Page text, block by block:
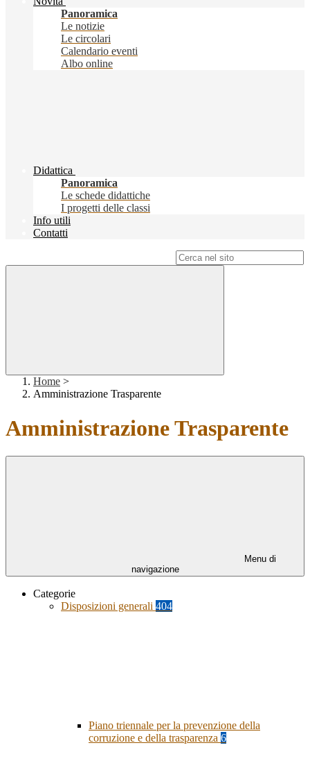
Panoramica
Le notizie
Le circolari
Calendario eventi
Albo online
Didattica
Panoramica
Le schede didattiche
I progetti delle classi
Info utili
Contatti
Home >
Amministrazione Trasparente
Amministrazione Trasparente
Menu di
navigazione
Categorie
Disposizioni generali 404
Piano triennale per la prevenzione della
corruzione e della trasparenza 6